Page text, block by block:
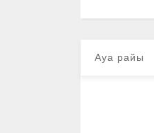
Ауа райы